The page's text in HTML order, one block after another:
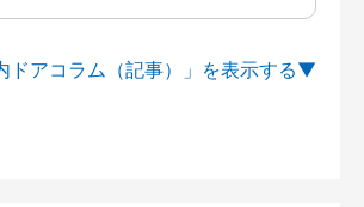
ドアコラム（記事）」を